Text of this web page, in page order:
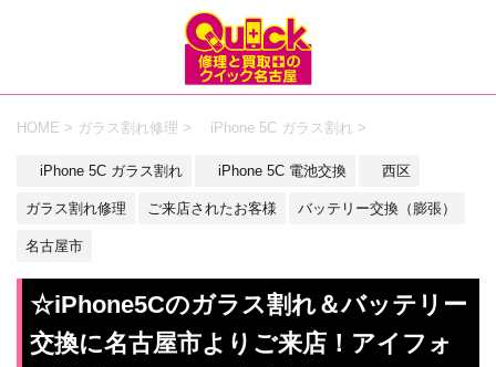
HOME > ガラス割れ修理 > iPhone 5C ガラス割れ >
iPhone 5C ガラス割れ iPhone 5C 電池交換 西区
ガラス割れ修理 ご来店されたお客様 バッテリー交換（膨張）
名古屋市
☆iPhone5Cのガラス割れ＆バッテリー
交換に名古屋市よりご来店！アイフォ